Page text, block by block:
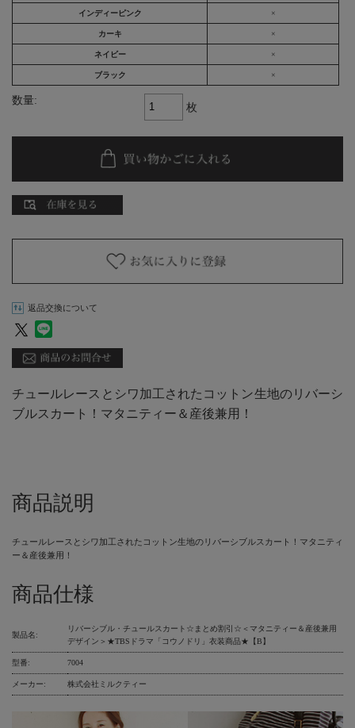
インディーピンク ×
カーキ ×
ネイビー ×
ブラック ×
数量:
枚
返品交換について
チュールレースとシワ加工されたコットン生地のリバーシ
ブルスカート！マタニティー＆産後兼用！
商品説明
チュールレースとシワ加工されたコットン生地のリバーシブルスカート！マタニティ
ー＆産後兼用！
商品仕様
製品名:
リバーシブル・チュールスカート☆まとめ割引☆＜マタニティー＆産後兼用
デザイン＞★TBSドラマ「コウノドリ」衣装商品★【B】
型番: 7004
メーカー: 株式会社ミルクティー